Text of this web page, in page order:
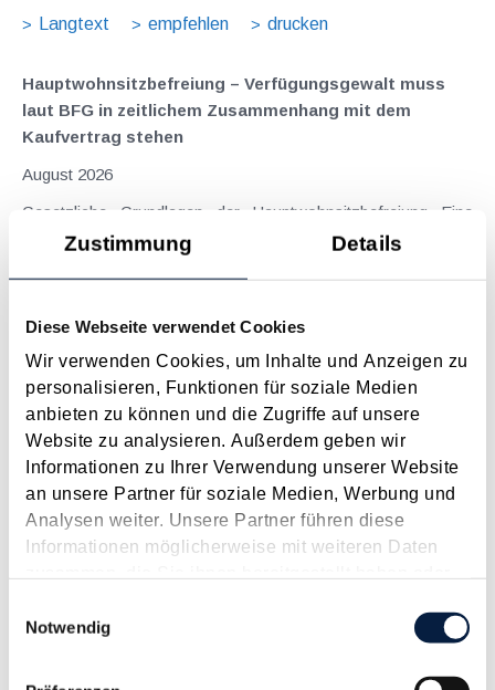
Zustimmung Details
Diese Webseite verwendet Cookies
Wir verwenden Cookies, um Inhalte und Anzeigen zu
personalisieren, Funktionen für soziale Medien
anbieten zu können und die Zugriffe auf unsere
Website zu analysieren. Außerdem geben wir
Informationen zu Ihrer Verwendung unserer Website
an unsere Partner für soziale Medien, Werbung und
Analysen weiter. Unsere Partner führen diese
Informationen möglicherweise mit weiteren Daten
gesammelt haben.
Notwendig
Langtext
empfehlen drucken
Hauptwohnsitz​­befreiung – Verfügungsgewalt muss
laut BFG in zeitlichem Zusammenhang mit dem
Kaufvertrag stehen
August 2026
Gesetzliche Grundlagen der Hauptwohnsitzbefreiung Eine
Ausnahme von der bei privaten Grundstücksveräußerungen
Hauptwohnsitzbefreiung erfüllt sind....
Langtext
empfehlen drucken
Tagesgelder auch bei eintägiger Reise ohne
Nächtigung
August 2026
Problemstellung und rechtlicher Hintergrund Tagesgelder
sollen Verpflegungsmehraufwendungen ausgleichen, welche
typischerweise stellt sich das Problem in der...